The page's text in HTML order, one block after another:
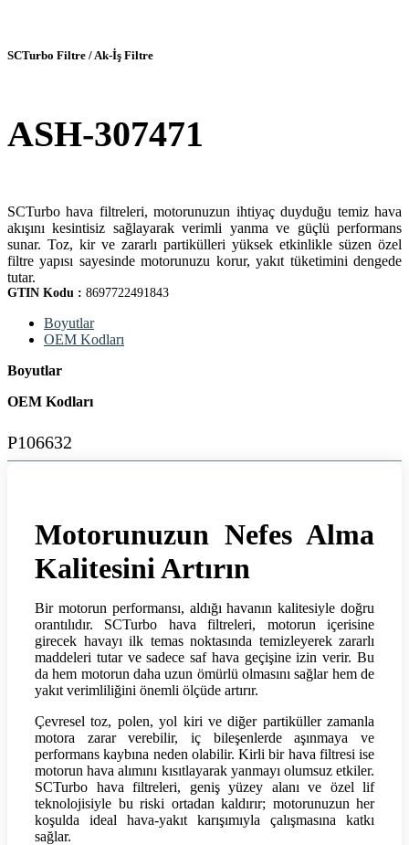
SCTurbo Filtre / Ak-İş Filtre
ASH-307471
SCTurbo hava filtreleri, motorunuzun ihtiyaç duyduğu temiz hava
akışını kesintisiz sağlayarak verimli yanma ve güçlü performans
sunar. Toz, kir ve zararlı partikülleri yüksek etkinlikle süzen özel
filtre yapısı sayesinde motorunuzu korur, yakıt tüketimini dengede
tutar.
GTIN Kodu : 8697722491843
Boyutlar
OEM Kodları
Boyutlar
OEM Kodları
P106632
Motorunuzun Nefes Alma
Kalitesini Artırın
Bir motorun performansı, aldığı havanın kalitesiyle doğru
orantılıdır. SCTurbo hava filtreleri, motorun içerisine
girecek havayı ilk temas noktasında temizleyerek zararlı
maddeleri tutar ve sadece saf hava geçişine izin verir. Bu
da hem motorun daha uzun ömürlü olmasını sağlar hem de
yakıt verimliliğini önemli ölçüde artırır.
Çevresel toz, polen, yol kiri ve diğer partiküller zamanla
motora zarar verebilir, iç bileşenlerde aşınmaya ve
performans kaybına neden olabilir. Kirli bir hava filtresi ise
motorun hava alımını kısıtlayarak yanmayı olumsuz etkiler.
SCTurbo hava filtreleri, geniş yüzey alanı ve özel lif
teknolojisiyle bu riski ortadan kaldırır; motorunuzun her
koşulda ideal hava-yakıt karışımıyla çalışmasına katkı
sağlar.